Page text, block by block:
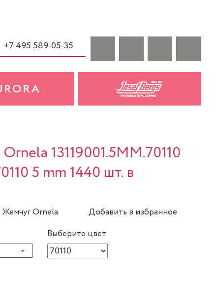
+7 495 589-05-35
13119001.5MM.70110
5 mm 1440 шт. в
Жемчуг Ornela
Добавить в избранное
Выберите цвет